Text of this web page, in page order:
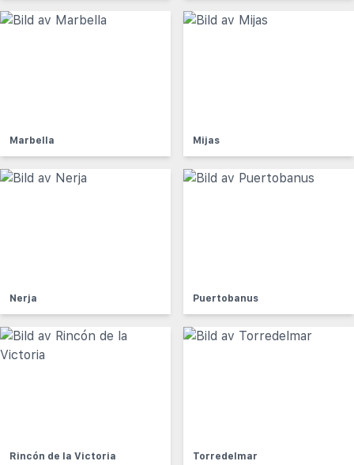
Marbella Mijas
Nerja Puertobanus
Rincón de la Victoria Torredelmar